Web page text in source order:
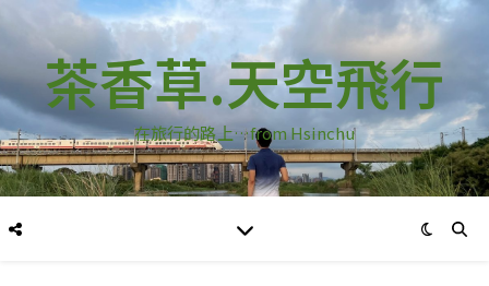
茶香草.天空飛行
在旅行的路上…from Hsinchu